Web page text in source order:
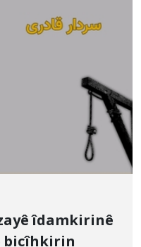
îdamkirinê
bicîhkirin